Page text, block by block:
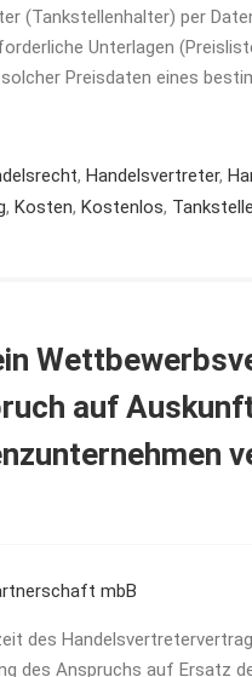
(Tankstellenhalter) per
Unterlagen
Preisdaten eines
, Handelsvertreter,
, Kosten, Kostenlos, Tankstelle
auf
mbB
des
des Anspruchs auf Ersatz